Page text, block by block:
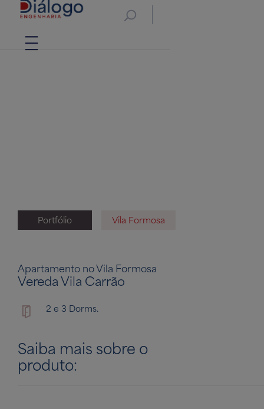
Portfólio Vila Formosa
Apartamento no Vila Formosa
Vereda Vila Carrão
2 e 3 Dorms.
Saiba mais sobre o
produto: